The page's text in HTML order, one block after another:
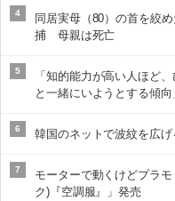
4
同居実母（80）の首を絞
捕 母親は死亡
5
「知的能力が高い人ほど
と一緒にいようとする傾向
6 韓国のネットで波紋を広
7
モーターで動くけどプラ
ク)『空調服』」発売